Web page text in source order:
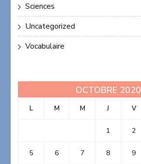
Sciences
Uncategorized
Vocabulaire
OCTOBRE 2020
L M M J V
1 2
5 6 7 8 9